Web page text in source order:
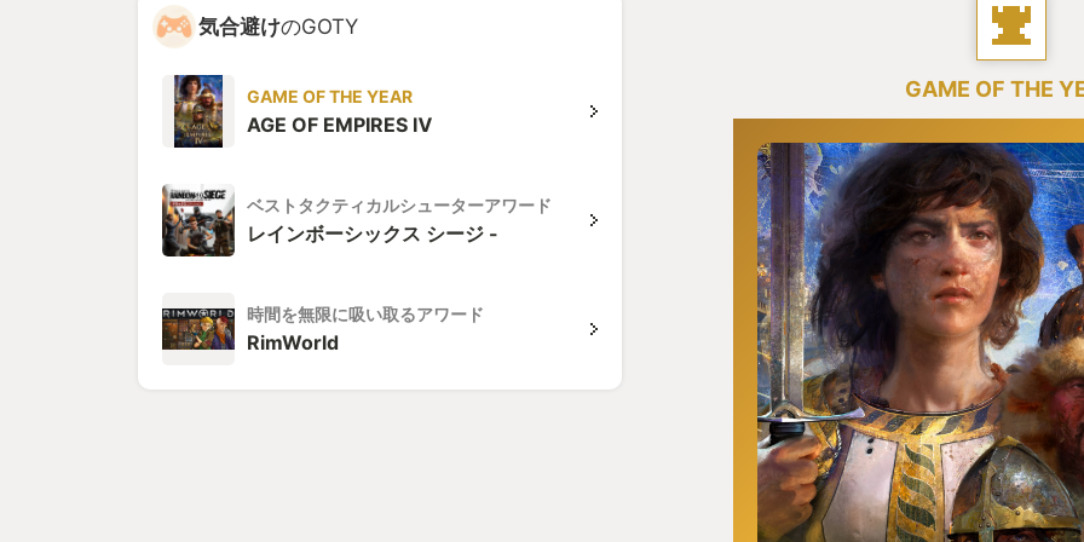
気合避けのGOTY
GAME OF THE YEAR
AGE OF EMPIRES Ⅳ
ベストタクティカルシューターアワード
レインボーシックス シージ -
時間を無限に吸い取るアワード
RimWorld
GAME OF THE